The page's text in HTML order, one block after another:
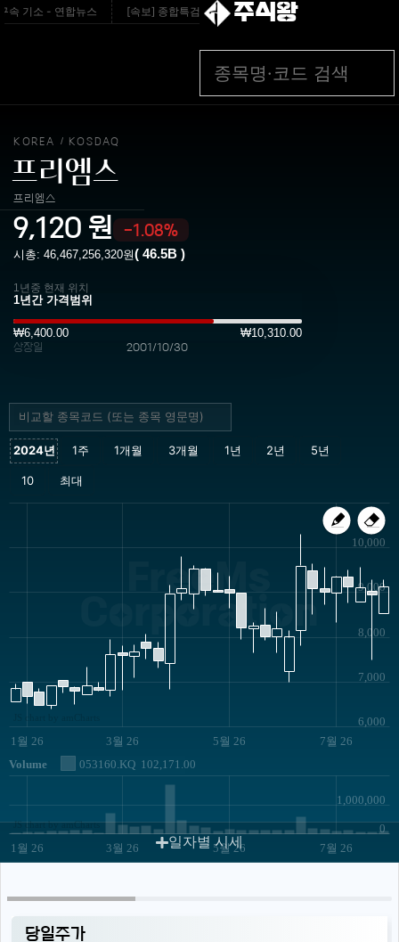
기소 - 연합뉴스 [속보] 종합특검, '관저 이전 봐주기 감사' 유병호 구속기소 -
주식왕
KOREA / KOSDAQ
프리엠스
프리엠스
9,120 원 -1.08%
시총: 46,467,256,320원( 46.5B )
1년중 현재 위치
₩6,400.00 ₩10,310.00
상장일 2001/10/30
FreeMs
Corporation
1월 26 3월 26 5월 26 7월 26
6,000
7,000
8,000
9,000
10,000
Volume 053160.KQ 102,171.00
1월 26 3월 26 5월 26 7월 26
0
1,000,000
JS chart by amCharts
일자별 시세
당일주가